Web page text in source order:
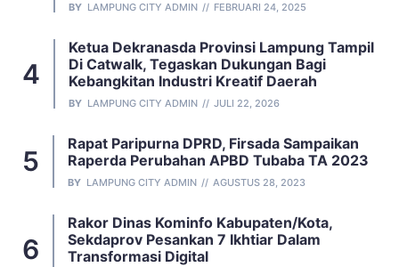
BY LAMPUNG CITY ADMIN FEBRUARI 24, 2025
Ketua Dekranasda Provinsi Lampung Tampil
Di Catwalk, Tegaskan Dukungan Bagi
Kebangkitan Industri Kreatif Daerah
BY LAMPUNG CITY ADMIN JULI 22, 2026
Rapat Paripurna DPRD, Firsada Sampaikan
Raperda Perubahan APBD Tubaba TA 2023
BY LAMPUNG CITY ADMIN AGUSTUS 28, 2023
Rakor Dinas Kominfo Kabupaten/Kota,
Sekdaprov Pesankan 7 Ikhtiar Dalam
Transformasi Digital